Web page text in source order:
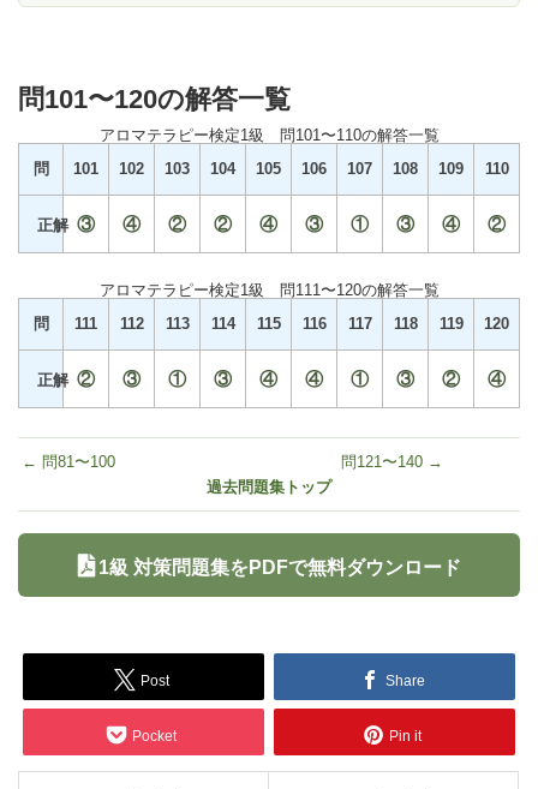
問101〜120の解答一覧
アロマテラピー検定1級 問101〜110の解答一覧
問
101 102 103 104 105 106 107 108 109 110
正解 ③ ④ ② ② ④ ③ ① ③ ④ ②
アロマテラピー検定1級 問111〜120の解答一覧
問
111 112 113 114 115 116 117 118 119 120
正解 ② ③ ① ③ ④ ④ ① ③ ② ④
← 問81〜100
過去問題集トップ
問121〜140 →
1級 対策問題集をPDFで無料ダウンロード
Post Share
Pocket Pin it